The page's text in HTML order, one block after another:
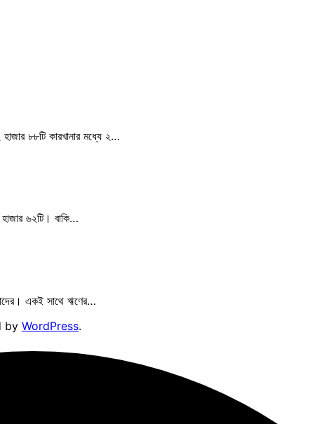
৮৮টি কারখানার মধ্যে ২…
৬২টি। বাকি…
একই সাথে ঋণের…
by WordPress.